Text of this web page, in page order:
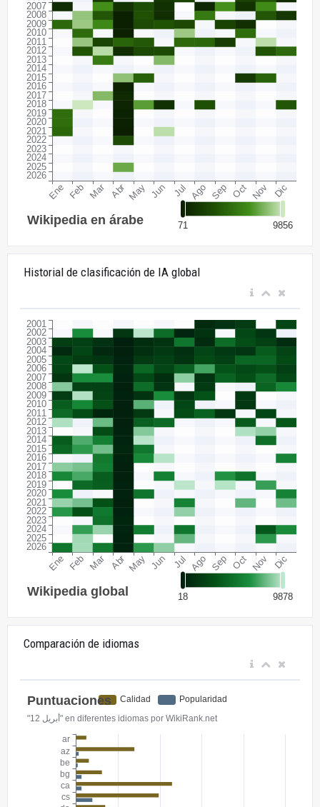
Historial de clasificación de IA global
Comparación de idiomas